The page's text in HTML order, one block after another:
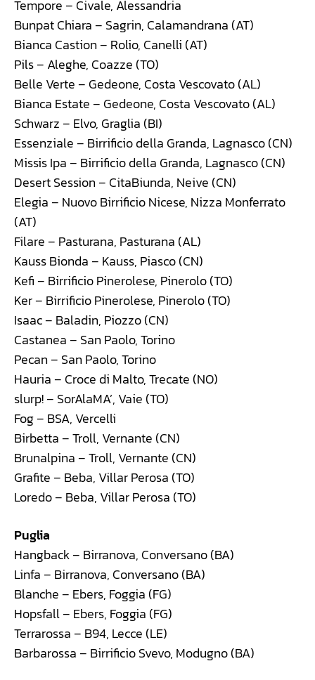
Tempore – Civale, Alessandria
Bunpat Chiara – Sagrin, Calamandrana (AT)
Bianca Castion – Rolio, Canelli (AT)
Pils – Aleghe, Coazze (TO)
Belle Verte – Gedeone, Costa Vescovato (AL)
Bianca Estate – Gedeone, Costa Vescovato (AL)
Schwarz – Elvo, Graglia (BI)
Essenziale – Birrificio della Granda, Lagnasco (CN)
Missis Ipa – Birrificio della Granda, Lagnasco (CN)
Desert Session – CitaBiunda, Neive (CN)
Elegia – Nuovo Birrificio Nicese, Nizza Monferrato
(AT)
Filare – Pasturana, Pasturana (AL)
Kauss Bionda – Kauss, Piasco (CN)
Kefi – Birrificio Pinerolese, Pinerolo (TO)
Ker – Birrificio Pinerolese, Pinerolo (TO)
Isaac – Baladin, Piozzo (CN)
Castanea – San Paolo, Torino
Pecan – San Paolo, Torino
Hauria – Croce di Malto, Trecate (NO)
slurp! – SorAlaMA’, Vaie (TO)
Fog – BSA, Vercelli
Birbetta – Troll, Vernante (CN)
Brunalpina – Troll, Vernante (CN)
Grafite – Beba, Villar Perosa (TO)
Loredo – Beba, Villar Perosa (TO)
Puglia
Hangback – Birranova, Conversano (BA)
Linfa – Birranova, Conversano (BA)
Blanche – Ebers, Foggia (FG)
Hopsfall – Ebers, Foggia (FG)
Terrarossa – B94, Lecce (LE)
Barbarossa – Birrificio Svevo, Modugno (BA)